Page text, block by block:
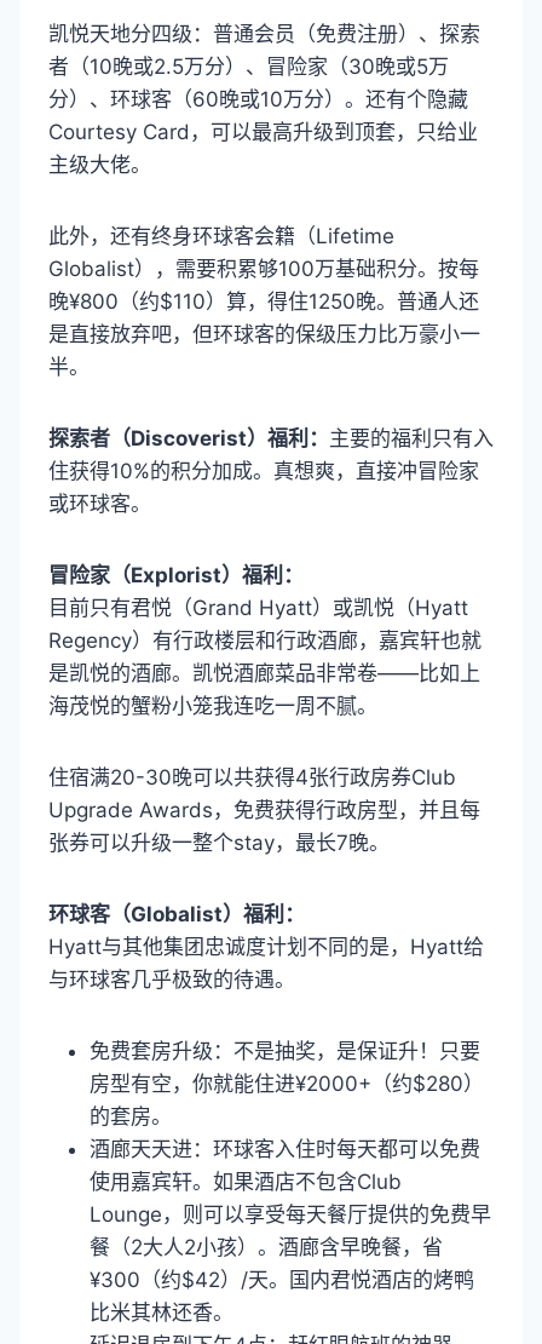
凯悦天地分四级：普通会员（免费注册）、探索
者（10晚或2.5万分）、冒险家（30晚或5万
分）、环球客（60晚或10万分）。还有个隐藏
Courtesy Card，可以最高升级到顶套，只给业
主级大佬。
此外，还有终身环球客会籍（Lifetime
Globalist），需要积累够100万基础积分。按每
晚¥800（约$110）算，得住1250晚。普通人还
是直接放弃吧，但环球客的保级压力比万豪小一
半。
探索者（Discoverist）福利： 主要的福利只有入
住获得10%的积分加成。真想爽，直接冲冒险家
或环球客。
冒险家（Explorist）福利：
目前只有君悦（Grand Hyatt）或凯悦（Hyatt
Regency）有行政楼层和行政酒廊，嘉宾轩也就
是凯悦的酒廊。凯悦酒廊菜品非常卷——比如上
海茂悦的蟹粉小笼我连吃一周不腻。
住宿满20-30晚可以共获得4张行政房券Club
Upgrade Awards，免费获得行政房型，并且每
张券可以升级一整个stay，最长7晚。
环球客（Globalist）福利：
Hyatt与其他集团忠诚度计划不同的是，Hyatt给
与环球客几乎极致的待遇。
免费套房升级：不是抽奖，是保证升！只要
房型有空，你就能住进¥2000+（约$280）
的套房。
酒廊天天进：环球客入住时每天都可以免费
使用嘉宾轩。如果酒店不包含Club
Lounge，则可以享受每天餐厅提供的免费早
餐（2大人2小孩）。酒廊含早晚餐，省
¥300（约$42）/天。国内君悦酒店的烤鸭
比米其林还香。